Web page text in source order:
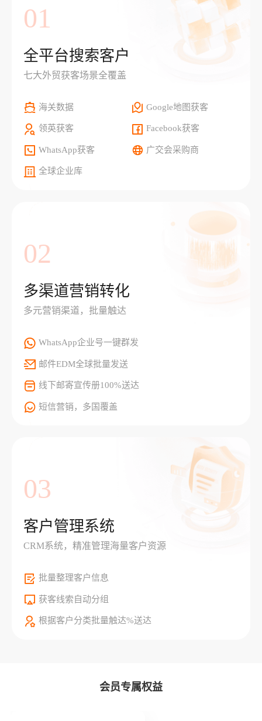
01
全平台搜索客户
七大外贸获客场景全覆盖
海关数据 Google地图获客
领英获客 Facebook获客
WhatsApp获客 广交会采购商
全球企业库
02
多渠道营销转化
多元营销渠道，批量触达
WhatsApp企业号一键群发
邮件EDM全球批量发送
线下邮寄宣传册100%送达
短信营销，多国覆盖
03
客户管理系统
CRM系统，精准管理海量客户资源
批量整理客户信息
获客线索自动分组
根据客户分类批量触达%送达
会员专属权益